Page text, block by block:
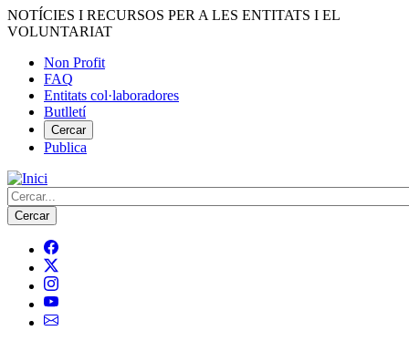
Vés
al
NOTÍCIES I RECURSOS PER A LES ENTITATS I EL
VOLUNTARIAT
Menú
del
compte
d'usuari
Non Profit
FAQ
Entitats col·laboradores
Butlletí
Cercar
Publica
Cerca